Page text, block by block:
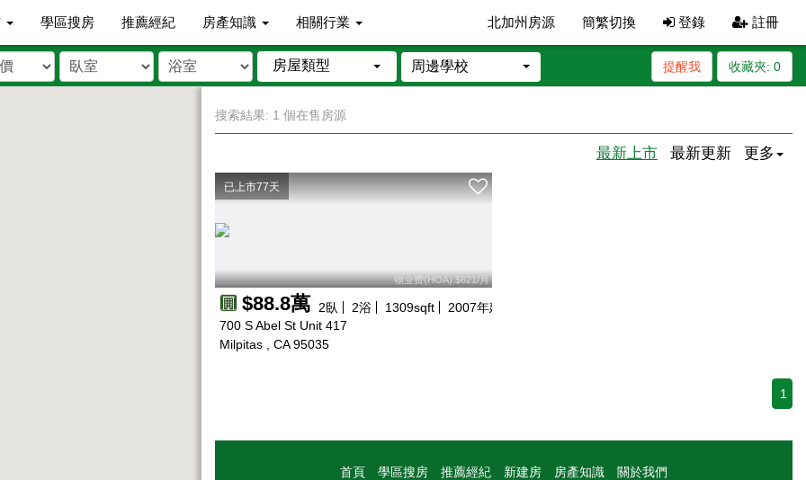
學區搜房 推薦經紀 房產知識 相關行業 北加州房源 簡繁切換 登錄 註冊
房屋類型 周邊學校 收藏夾: 0
提醒我
搜索結果: 1 個在售房源
最新上市 最新更新 更多
已上市77天
物业费(HOA):$621/月
$88.8萬 2臥 2浴 1309sqft 2007年建
700 S Abel St Unit 417
Milpitas , CA 95035
1
首頁 學區搜房 推薦經紀 新建房 房產知識 關於我們